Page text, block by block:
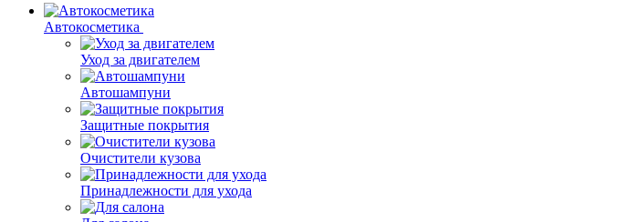
Автокосметика
Уход за двигателем
Автошампуни
Защитные покрытия
Очистители кузова
Принадлежности для ухода